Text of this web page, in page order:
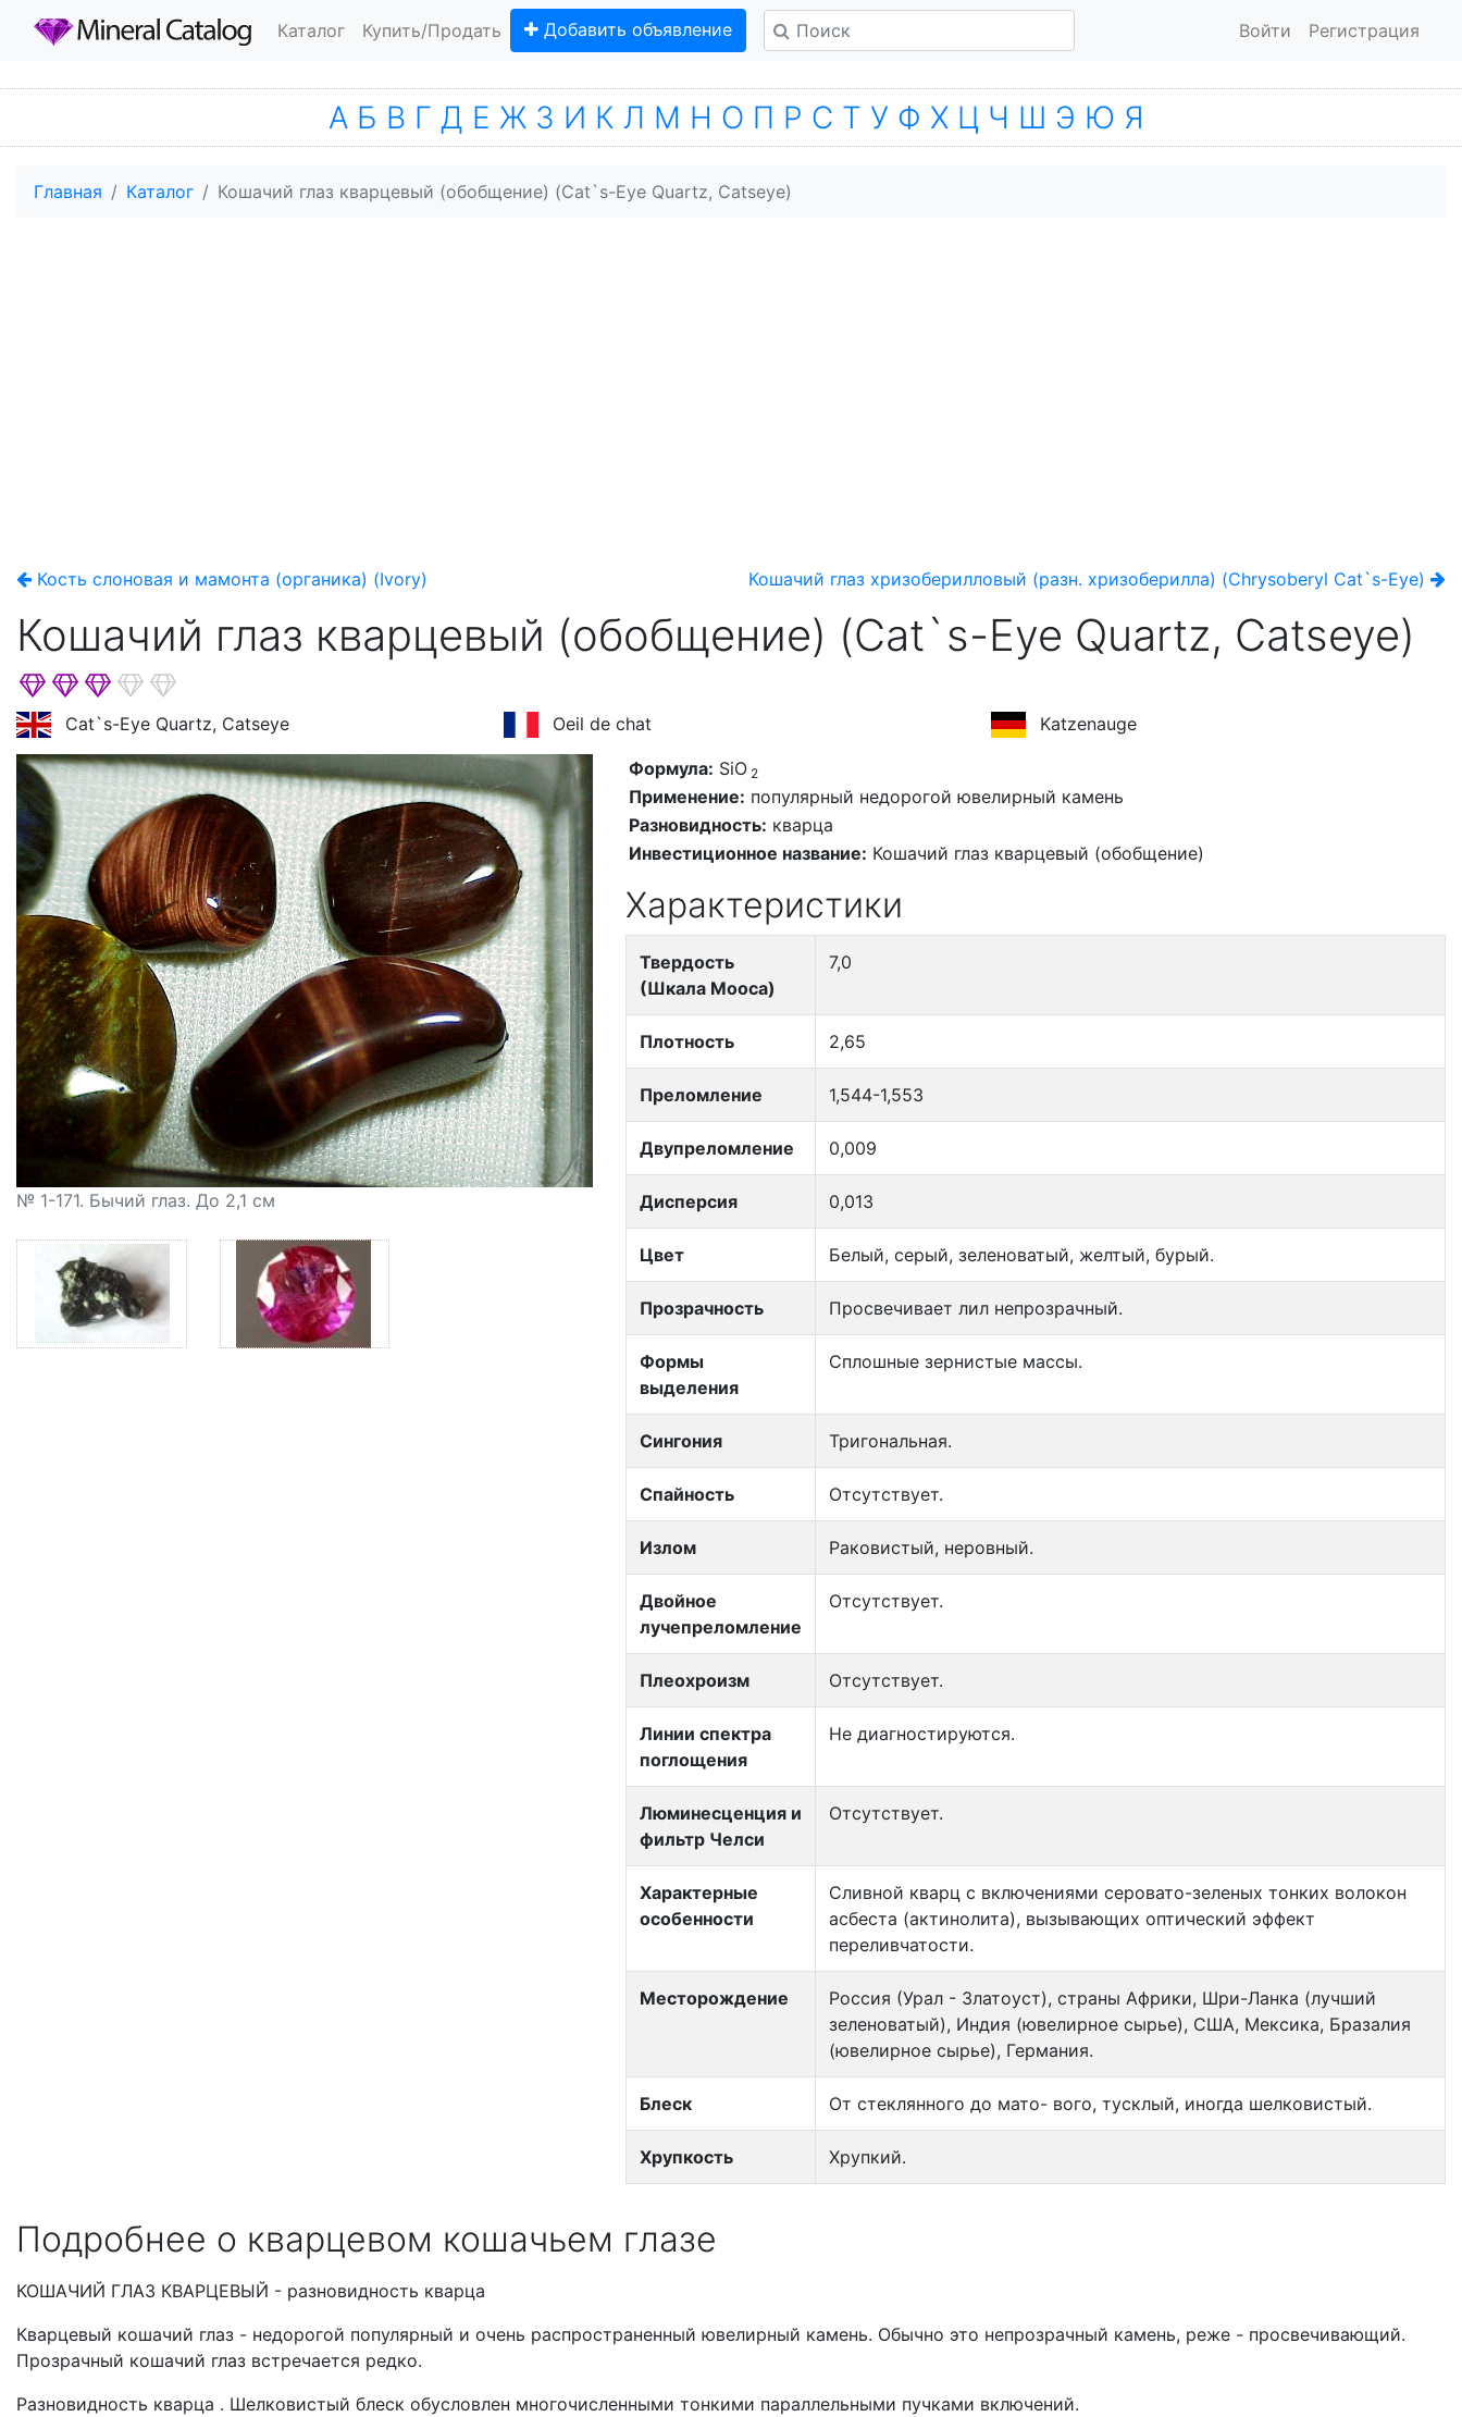
Каталог Купить/Продать Добавить объявление Войти Регистрация
Главная Каталог Кошачий глаз кварцевый (обобщение) (Cat`s-Eye Quartz, Catseye)
Кость слоновая и мамонта (органика) (Ivory) Кошачий глаз хризоберилловый (разн. хризоберилла) (Chrysoberyl Cat`s-Eye)
Кошачий глаз кварцевый (обобщение) (Cat`s-Eye Quartz, Catseye)
Cat`s-Eye Quartz, Catseye Oeil de chat Katzenauge
№ 1-171. Бычий глаз. До 2,1 см
Формула: SiO 2
Применение: популярный недорогой ювелирный камень
Разновидность: кварца
Инвестиционное название: Кошачий глаз кварцевый (обобщение)
Характеристики
Твердость
(Шкала Мооса)
7,0
Плотность 2,65
Преломление 1,544-1,553
Двупреломление 0,009
Дисперсия 0,013
Цвет Белый, серый, зеленоватый, желтый, бурый.
Прозрачность Просвечивает лил непрозрачный.
Формы
выделения
Сплошные зернистые массы.
Сингония Тригональная.
Спайность Отсутствует.
Излом Раковистый, неровный.
Двойное
лучепреломление
Отсутствует.
Плеохроизм Отсутствует.
Линии спектра
поглощения
Не диагностируются.
Люминесценция и
фильтр Челси
Отсутствует.
Характерные
особенности
Сливной кварц с включениями серовато-зеленых тонких волокон
асбеста (актинолита), вызывающих оптический эффект
переливчатости.
Месторождение
Россия (Урал - Златоуст), страны Африки, Шри-Ланка (лучший
зеленоватый), Индия (ювелирное сырье), США, Мексика, Бразалия
(ювелирное сырье), Германия.
Блеск От стеклянного до мато- вого, тусклый, иногда шелковистый.
Хрупкость Хрупкий.
Подробнее о кварцевом кошачьем глазе
КОШАЧИЙ ГЛАЗ КВАРЦЕВЫЙ - разновидность кварца
Кварцевый кошачий глаз - недорогой популярный и очень распространенный ювелирный камень. Обычно это непрозрачный камень, реже - просвечивающий.
Прозрачный кошачий глаз встречается редко.
Разновидность кварца . Шелковистый блеск обусловлен многочисленными тонкими параллельными пучками включений.
А Б В Г Д Е Ж З И К Л М Н О П Р С Т У Ф Х Ц Ч Ш Э Ю Я